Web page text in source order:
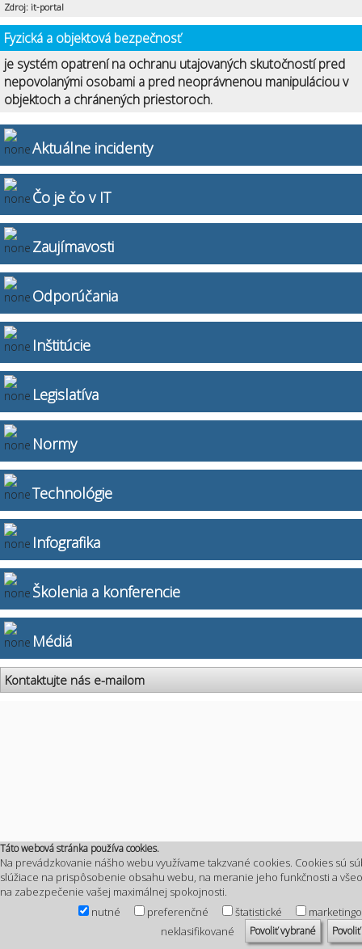
Táto webová stránka používa cookies.
Na prevádzkovanie nášho webu využívame takzvané cookies. Cookies sú
slúžiace na prispôsobenie obsahu webu, na meranie jeho funkčnosti a
na zabezpečenie vašej maximálnej spokojnosti.
nutné
preferenčné štatistické
neklasifikované
Povoliť vybrané
Zdroj: it-portal
Fyzická a objektová bezpečnosť
je systém opatrení na ochranu utajovaných skutočností pred
nepovolanými osobami a pred neoprávnenou manipuláciou v
objektoch a chránených priestoroch.
Aktuálne incidenty
Čo je čo v IT
Zaujímavosti
Odporúčania
Inštitúcie
Legislatíva
Normy
Technológie
Infografika
Školenia a konferencie
Médiá
Kontaktujte nás e-mailom